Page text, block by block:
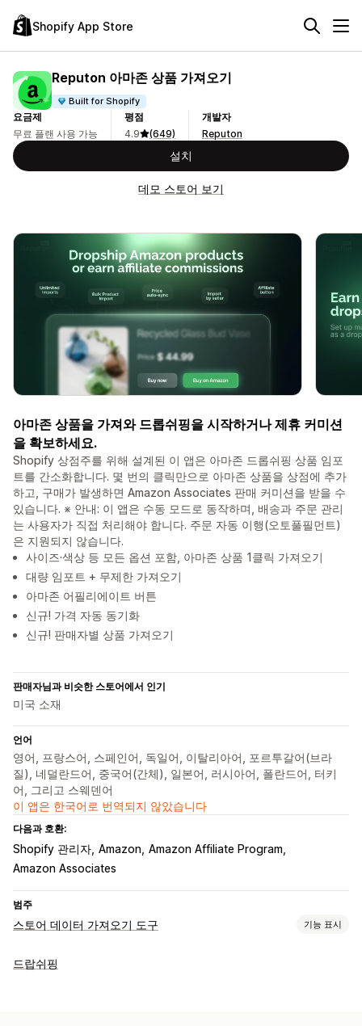
Shopify App Store
Reputon 아마존 상품 가져오기
Built for Shopify
요금제
무료 플랜 사용 가능
평점
4.9
(649)
개발자
Reputon
설치
데모 스토어 보기
아마존 상품을 가져와 드롭쉬핑을 시작하거나 제휴 커미션
을 확보하세요.
Shopify 상점주를 위해 설계된 이 앱은 아마존 드롭쉬핑 상품 임포
트를 간소화합니다. 몇 번의 클릭만으로 아마존 상품을 상점에 추가
하고, 구매가 발생하면 Amazon Associates 판매 커미션을 받을 수
있습니다. ※ 안내: 이 앱은 수동 모드로 동작하며, 배송과 주문 관리
는 사용자가 직접 처리해야 합니다. 주문 자동 이행(오토풀필먼트)
은 지원되지 않습니다.
사이즈·색상 등 모든 옵션 포함, 아마존 상품 1클릭 가져오기
대량 임포트 + 무제한 가져오기
아마존 어필리에이트 버튼
신규! 가격 자동 동기화
신규! 판매자별 상품 가져오기
판매자님과 비슷한 스토어에서 인기
미국 소재
언어
영어, 프랑스어, 스페인어, 독일어, 이탈리아어, 포르투갈어(브라
질), 네덜란드어, 중국어(간체), 일본어, 러시아어, 폴란드어, 터키
어, 그리고 스웨덴어
이 앱은 한국어로 번역되지 않았습니다
다음과 호환:
Shopify 관리자 Amazon Amazon Affiliate Program
Amazon Associates
범주
스토어 데이터 가져오기 도구 기능 표시
데이터 동기화
드랍쉬핑